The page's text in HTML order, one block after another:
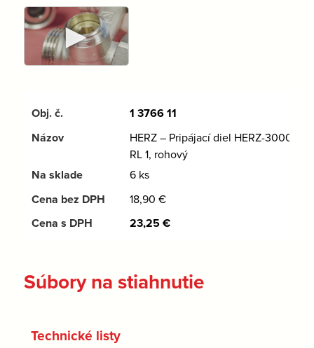
►
1 3766 11
HERZ – Pripájací diel HERZ-3000-
RL 1, rohový
6 ks
18,90 €
23,25€
Súbory na stiahnutie
Technické listy